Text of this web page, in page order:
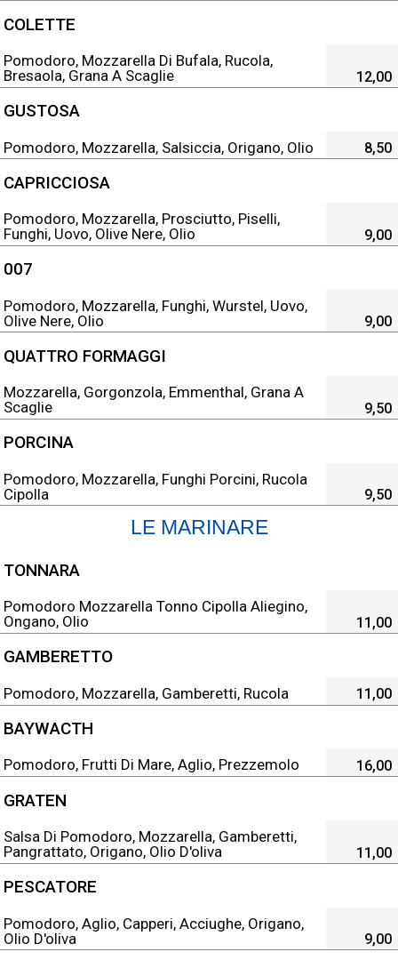
COLETTE
Pomodoro, Mozzarella Di Bufala, Rucola,
Bresaola, Grana A Scaglie
12,00
GUSTOSA
Pomodoro, Mozzarella, Salsiccia, Origano, Olio 8,50
CAPRICCIOSA
Pomodoro, Mozzarella, Prosciutto, Piselli,
Funghi, Uovo, Olive Nere, Olio
9,00
007
Pomodoro, Mozzarella, Funghi, Wurstel, Uovo,
Olive Nere, Olio
9,00
QUATTRO FORMAGGI
Mozzarella, Gorgonzola, Emmenthal, Grana A
Scaglie
9,50
PORCINA
Pomodoro, Mozzarella, Funghi Porcini, Rucola
Cipolla
9,50
LE MARINARE
TONNARA
Pomodoro Mozzarella Tonno Cipolla Aliegino,
Ongano, Olio
11,00
GAMBERETTO
Pomodoro, Mozzarella, Gamberetti, Rucola 11,00
BAYWACTH
Pomodoro, Frutti Di Mare, Aglio, Prezzemolo 16,00
GRATEN
Salsa Di Pomodoro, Mozzarella, Gamberetti,
Pangrattato, Origano, Olio D'oliva
11,00
PESCATORE
Pomodoro, Aglio, Capperi, Acciughe, Origano,
Olio D'oliva
9,00